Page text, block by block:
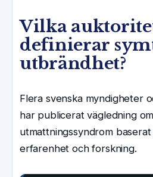
Vilka
definierar
utbrändhet?
Flera svenska myndigheter
har publicerat vägledning om
utmattningssyndrom baserat
erfarenhet och forskning.